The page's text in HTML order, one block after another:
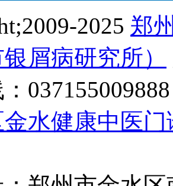
2025 郑
银屑病研究所）
：
水健康中医